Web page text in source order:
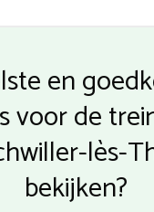
en
voor de
lès-
bekijken?